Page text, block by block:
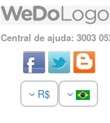
Central de ajuda: 3003
R$